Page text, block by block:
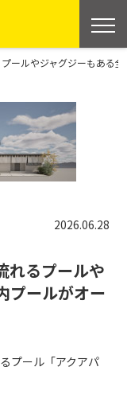
ールやジャグジーもある
2026.06.28
れるプールや
プールがオー
プール「アクアパ